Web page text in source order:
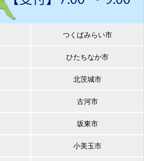
つくばみらい市
ひたちなか市
北茨城市
古河市
坂東市
小美玉市